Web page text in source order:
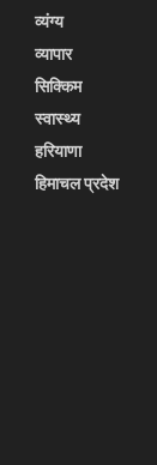
व्यंग्य
व्यापार
सिक्किम
स्वास्थ्य
हरियाणा
हिमाचल प्रदेश